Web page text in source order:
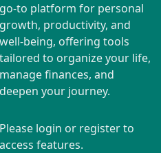
go-to platform for personal
growth, productivity, and
well-being, offering tools
tailored to organize your life,
manage finances, and
deepen your journey.
Please login or register to
access features.